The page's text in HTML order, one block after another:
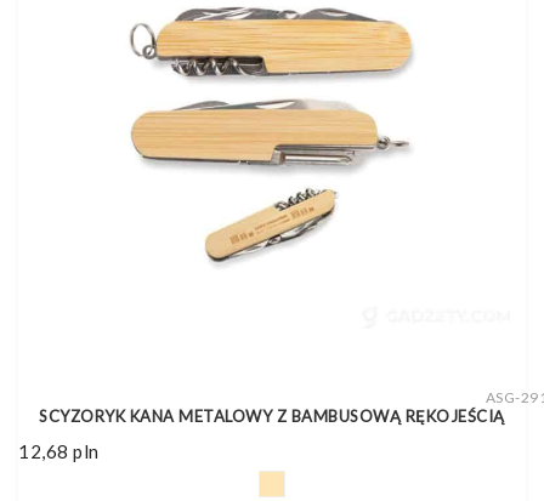
ASG-
SCYZORYK KANA METALOWY Z BAMBUSOWĄ RĘKOJEŚCIĄ
12,68 pln